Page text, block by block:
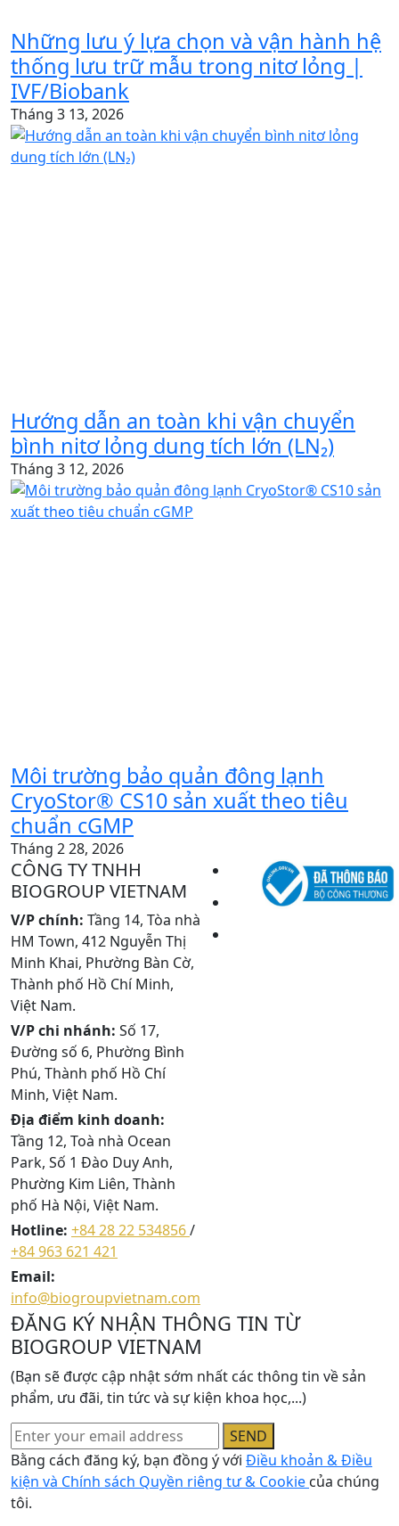
Những lưu ý lựa chọn và vận hành hệ
thống lưu trữ mẫu trong nitơ lỏng |
IVF/Biobank
Tháng 3 13, 2026
Hướng dẫn an toàn khi vận chuyển
bình nitơ lỏng dung tích lớn (LN₂)
Tháng 3 12, 2026
Môi trường bảo quản đông lạnh
CryoStor® CS10 sản xuất theo tiêu
chuẩn cGMP
Tháng 2 28, 2026
CÔNG TY TNHH
BIOGROUP VIETNAM
V/P chính: Tầng 14, Tòa nhà
HM Town, 412 Nguyễn Thị
Minh Khai, Phường Bàn Cờ,
Thành phố Hồ Chí Minh,
Việt Nam.
V/P chi nhánh: Số 17,
Đường số 6, Phường Bình
Phú, Thành phố Hồ Chí
Minh, Việt Nam.
Địa điểm kinh doanh:
Tầng 12, Toà nhà Ocean
Park, Số 1 Đào Duy Anh,
Phường Kim Liên, Thành
phố Hà Nội, Việt Nam.
Hotline: +84 28 22 534856/
+84 963 621 421
Email:
info@biogroupvietnam.com
ĐĂNG KÝ NHẬN THÔNG TIN TỪ
BIOGROUP VIETNAM
(Bạn sẽ được cập nhật sớm nhất các thông tin về sản
phẩm, ưu đãi, tin tức và sự kiện khoa học,...)
SEND
Bằng cách đăng ký, bạn đồng ý với Điều khoản & Điều
kiện và Chính sách Quyền riêng tư & Cookie của chúng
tôi.